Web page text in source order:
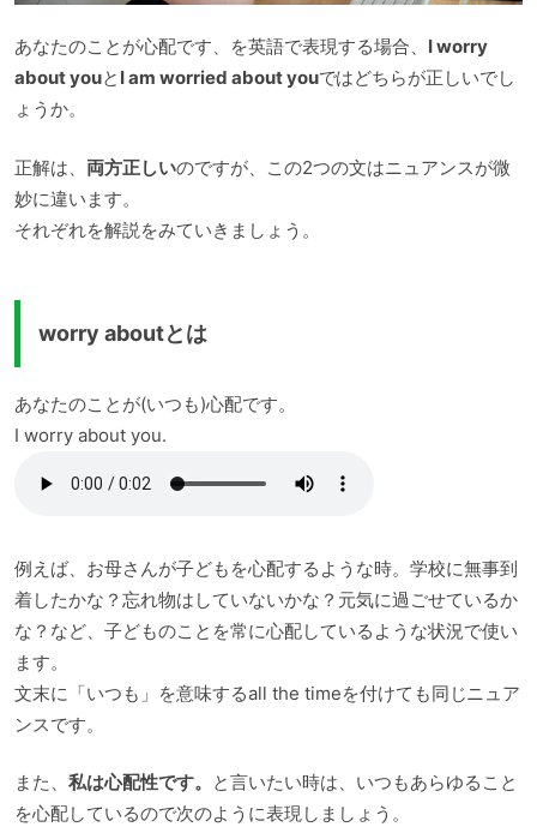
あなたのことが心配です、を英語で表現する場合、 I worry
about youと I am worried about youではどちらが正しいでし
ょうか。
正解は、 両方正しいのですが、この2つの文はニュアンスが微
妙に違います。
それぞれを解説をみていきましょう。
worry aboutとは
あなたのことが(いつも)心配です。
I worry about you.
例えば、お母さんが子どもを心配するような時。学校に無事到
着したかな？忘れ物はしていないかな？元気に過ごせているか
な？など、子どものことを常に心配しているような状況で使い
ます。
文末に「いつも」を意味するall the timeを付けても同じニュア
ンスです。
また、 私は心配性です。 と言いたい時は、いつもあらゆること
を心配しているので次のように表現しましょう。